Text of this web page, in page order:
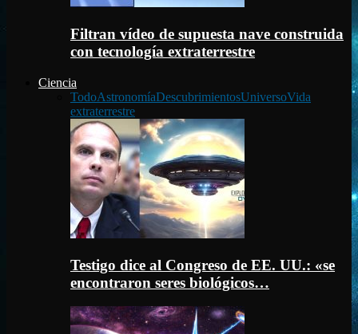
Filtran vídeo de supuesta nave construida
con tecnología extraterrestre
Ciencia
TodoAstronomíaDescubrimientosUniversoVida
extraterrestre
Testigo dice al Congreso de EE. UU.: «se
encontraron seres biológicos…